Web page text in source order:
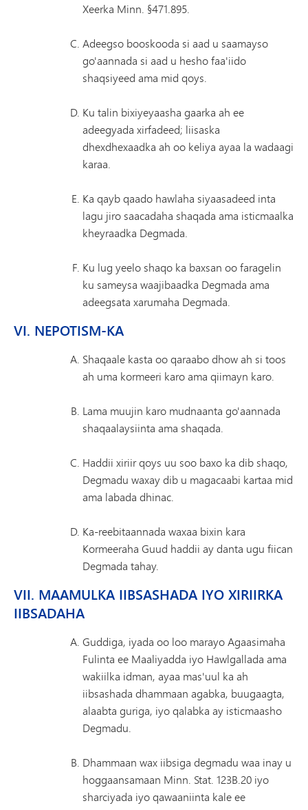
Xeerka Minn. §471.895.
Adeegso booskooda si aad u saamayso
go'aannada si aad u hesho faa'iido
shaqsiyeed ama mid qoys.
Ku talin bixiyeyaasha gaarka ah ee
adeegyada xirfadeed; liisaska
dhexdhexaadka ah oo keliya ayaa la wadaagi
karaa.
Ka qayb qaado hawlaha siyaasadeed inta
lagu jiro saacadaha shaqada ama isticmaalka
kheyraadka Degmada.
Ku lug yeelo shaqo ka baxsan oo faragelin
ku sameysa waajibaadka Degmada ama
adeegsata xarumaha Degmada.
VI. NEPOTISM-KA
Shaqaale kasta oo qaraabo dhow ah si toos
ah uma kormeeri karo ama qiimayn karo.
Lama muujin karo mudnaanta go'aannada
shaqaalaysiinta ama shaqada.
Haddii xiriir qoys uu soo baxo ka dib shaqo,
Degmadu waxay dib u magacaabi kartaa mid
ama labada dhinac.
Ka-reebitaannada waxaa bixin kara
Kormeeraha Guud haddii ay danta ugu fiican
Degmada tahay.
VII. MAAMULKA IIBSASHADA IYO XIRIIRKA
IIBSADAHA
Guddiga, iyada oo loo marayo Agaasimaha
Fulinta ee Maaliyadda iyo Hawlgallada ama
wakiilka idman, ayaa mas'uul ka ah
iibsashada dhammaan agabka, buugaagta,
alaabta guriga, iyo qalabka ay isticmaasho
Degmadu.
Dhammaan wax iibsiga degmadu waa inay u
hoggaansamaan Minn. Stat. 123B.20 iyo
sharciyada iyo qawaaniinta kale ee